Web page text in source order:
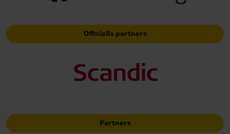
Officiella partners
Partners